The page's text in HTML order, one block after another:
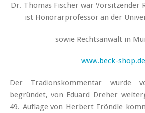
Dr. Thomas Fischer war Vorsitzender
ist Honorarprofessor an der
sowie Rechtsanwalt in
www.beck-shop.de
Der Tradionskommentar wurde
begründet, von Eduard Dreher
49. Auflage von Herbert Tröndle